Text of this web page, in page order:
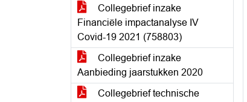
Collegebrief inzake
Financiële impactanalyse IV
Covid-19 2021 (758803)
Collegebrief inzake
Aanbieding jaarstukken 2020
Collegebrief technische